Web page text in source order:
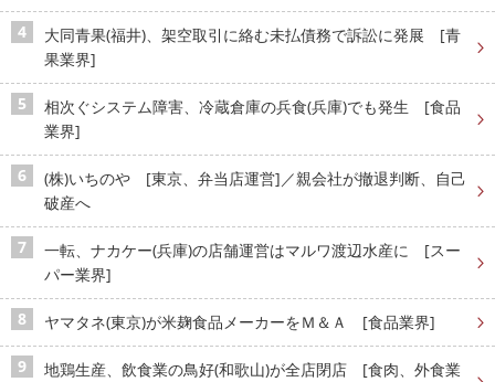
大同青果(福井)、架空取引に絡む未払債務で訴訟に発展 [青
果業界]
相次ぐシステム障害、冷蔵倉庫の兵食(兵庫)でも発生 [食品
業界]
(株)いちのや [東京、弁当店運営]／親会社が撤退判断、自己
破産へ
一転、ナカケー(兵庫)の店舗運営はマルワ渡辺水産に [スー
パー業界]
ヤマタネ(東京)が米麹食品メーカーをＭ＆Ａ [食品業界]
地鶏生産、飲食業の鳥好(和歌山)が全店閉店 [食肉、外食業